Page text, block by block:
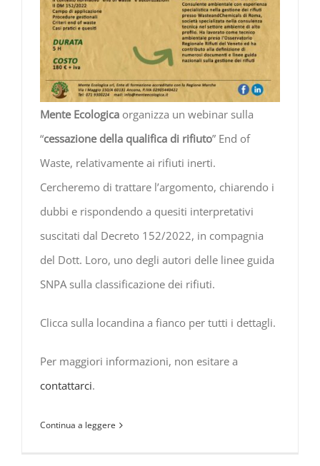
Mente Ecologica organizza un webinar sulla
“cessazione della qualifica di rifiuto” End of
Waste, relativamente ai rifiuti inerti.
Cercheremo di trattare l’argomento, chiarendo i
dubbi e rispondendo a quesiti interpretativi
suscitati dal Decreto 152/2022, in compagnia
del Dott. Loro, uno degli autori delle linee guida
SNPA sulla classificazione dei rifiuti.
Clicca sulla locandina a fianco per tutti i dettagli.
Per maggiori informazioni, non esitare a
contattarci.
Continua a leggere